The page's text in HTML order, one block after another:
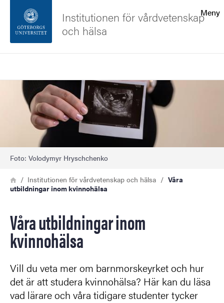
Sidfoten
Om webbplatsen
Meny
Institutionen för vårdvetenskap
och hälsa
Bild
Foto: Volodymyr Hryschchenko
Länkstig
HemInstitutionen för vårdvetenskap och hälsa
Våra
utbildningar inom kvinnohälsa
Våra utbildningar inom
kvinnohälsa
Vill du veta mer om barnmorskeyrket och hur
det är att studera kvinnohälsa? Här kan du läsa
vad lärare och våra tidigare studenter tycker